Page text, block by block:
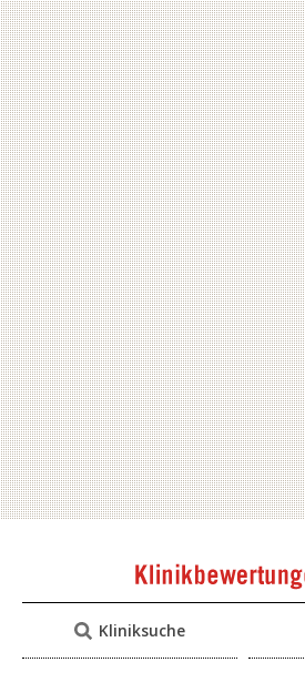
Kliniksuche